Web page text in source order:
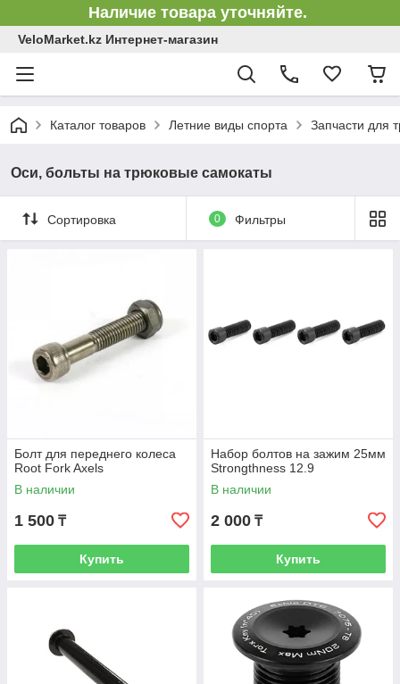
Наличие товара уточняйте.
VeloMarket.kz Интернет-магазин
Каталог товаров Летние виды спорта Запчасти для
Оси, больты на трюковые самокаты
Сортировка 0 Фильтры
Болт для переднего колеса
Root Fork Axels
В наличии
1 500 ₸
Купить
Набор болтов на зажим 25мм
Strongthness 12.9
В наличии
2 000 ₸
Купить